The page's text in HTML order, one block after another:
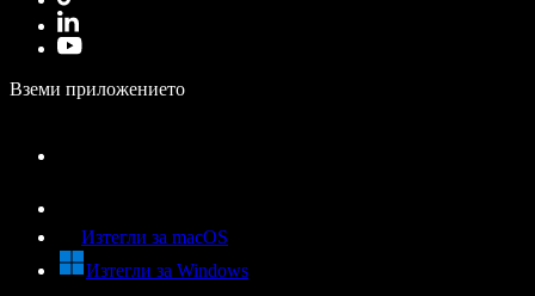
Вземи приложението
Изтегли за macOS
Изтегли за Windows